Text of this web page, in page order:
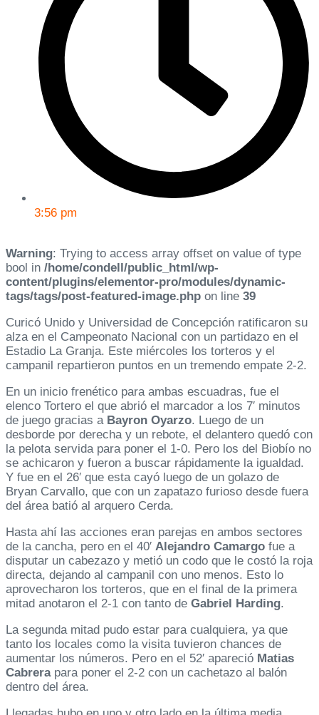
3:56 pm
Warning: Trying to access array offset on value of type
bool in /home/condell/public_html/wp-
content/plugins/elementor-pro/modules/dynamic-
tags/tags/post-featured-image.php on line 39
Curicó Unido y Universidad de Concepción ratificaron su
alza en el Campeonato Nacional con un partidazo en el
Estadio La Granja. Este miércoles los torteros y el
campanil repartieron puntos en un tremendo empate 2-2.
En un inicio frenético para ambas escuadras, fue el
elenco Tortero el que abrió el marcador a los 7′ minutos
de juego gracias a Bayron Oyarzo. Luego de un
desborde por derecha y un rebote, el delantero quedó con
la pelota servida para poner el 1-0. Pero los del Biobío no
se achicaron y fueron a buscar rápidamente la igualdad.
Y fue en el 26′ que esta cayó luego de un golazo de
Bryan Carvallo, que con un zapatazo furioso desde fuera
del área batió al arquero Cerda.
Hasta ahí las acciones eran parejas en ambos sectores
de la cancha, pero en el 40′ Alejandro Camargo fue a
disputar un cabezazo y metió un codo que le costó la roja
directa, dejando al campanil con uno menos. Esto lo
aprovecharon los torteros, que en el final de la primera
mitad anotaron el 2-1 con tanto de Gabriel Harding.
La segunda mitad pudo estar para cualquiera, ya que
tanto los locales como la visita tuvieron chances de
aumentar los números. Pero en el 52′ apareció Matias
Cabrerapara poner el 2-2 con un cachetazo al balón
dentro del área.